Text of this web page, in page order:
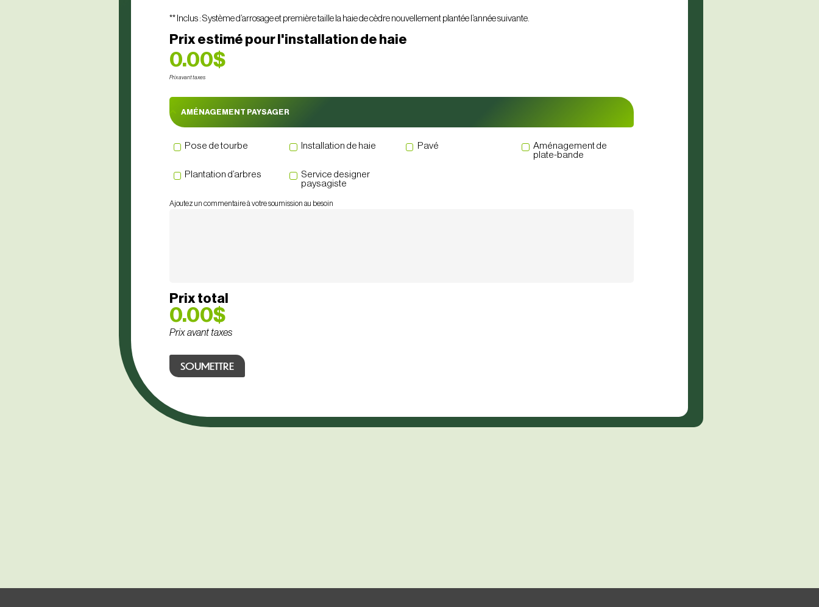
** Inclus : Système d’arrosage et première taille la haie de cèdre nouvellement plantée l’année suivante.
Prix estimé pour l'installation de haie
0.00$
Prix avant taxes
AMÉNAGEMENT PAYSAGER
Pose de tourbe Installation de haie Pavé
Aménagement de
plate-bande
Plantation d’arbres
Service designer
paysagiste
Ajoutez un commentaire à votre soumission au besoin
Prix total
0.00$
Prix avant taxes
SOUMETTRE